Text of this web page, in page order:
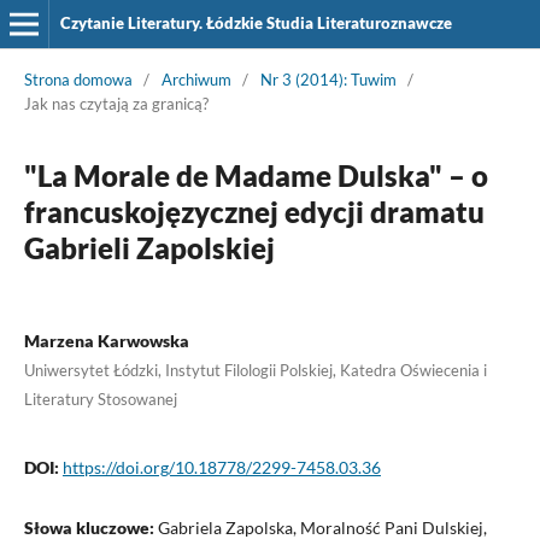
Czytanie Literatury. Łódzkie Studia Literaturoznawcze
Strona domowa / Archiwum / Nr 3 (2014): Tuwim
/
Jak nas czytają za granicą?
"La Morale de Madame Dulska" – o
francuskojęzycznej edycji dramatu
Gabrieli Zapolskiej
Marzena Karwowska
Uniwersytet Łódzki, Instytut Filologii Polskiej, Katedra Oświecenia i
Literatury Stosowanej
DOI: https://doi.org/10.18778/2299-7458.03.36
Słowa kluczowe: Gabriela Zapolska, Moralność Pani Dulskiej,